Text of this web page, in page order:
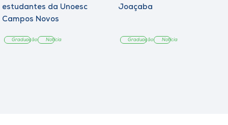
estudantes da Unoesc
Campos Novos
Graduação Notícia
Joaçaba
Graduação Notícia